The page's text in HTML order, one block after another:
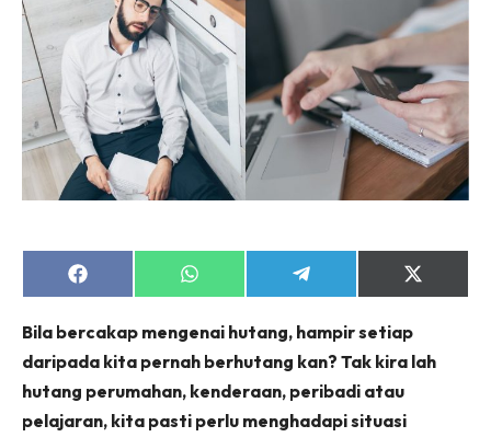
Share
on
Share
on
Share
on
Share
on
(Twitter)
Bila bercakap mengenai hutang, hampir setiap
daripada kita pernah berhutang kan? Tak kira lah
hutang perumahan, kenderaan, peribadi atau
pelajaran, kita pasti perlu menghadapi situasi